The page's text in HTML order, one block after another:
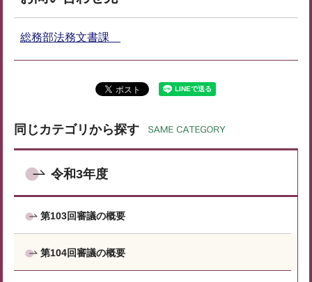
総務部法務文書課
同じカテゴリから探す
令和3年度
第103回審議の概要
第104回審議の概要